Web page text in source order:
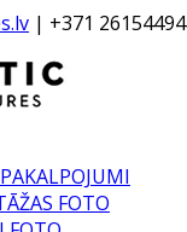
| +371 26154494
FOTO